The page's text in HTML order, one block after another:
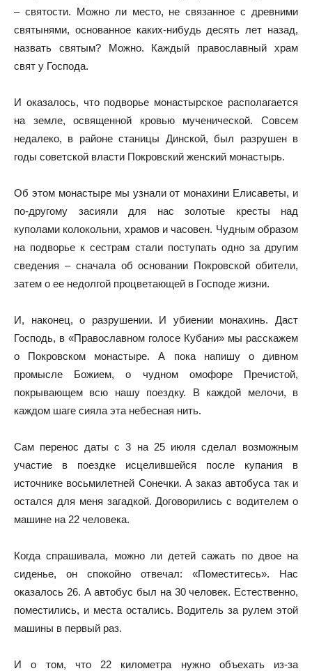
– святости. Можно ли место, не связанное с древними
святынями, основанное каких-нибудь десять лет назад,
назвать святым? Можно. Каждый православный храм
свят у Господа.
И оказалось, что подворье монастырское располагается
на земле, освященной кровью мученической. Совсем
недалеко, в районе станицы Динской, был разрушен в
годы советской власти Покровский женский монастырь.
Об этом монастыре мы узнали от монахини Елисаветы, и
по-другому засияли для нас золотые кресты над
куполами колокольни, храмов и часовен. Чудным образом
на подворье к сестрам стали поступать одно за другим
сведения – сначала об основании Покровской обители,
затем о ее недолгой процветающей в Господе жизни.
И, наконец, о разрушении. И убиении монахинь. Даст
Господь, в «Православном голосе Кубани» мы расскажем
о Покровском монастыре. А пока напишу о дивном
промысле Божием, о чудном омофоре Пречистой,
покрывающем всю нашу поездку. В каждой мелочи, в
каждом шаге сияла эта небесная нить.
Сам перенос даты с 3 на 25 июля сделал возможным
участие в поездке исцелившейся после купания в
источнике восьмилетней Сонечки. А заказ автобуса так и
остался для меня загадкой. Договорились с водителем о
машине на 22 человека.
Когда спрашивала, можно ли детей сажать по двое на
сиденье, он спокойно отвечал: «Поместитесь». Нас
оказалось 26. А автобус был на 30 человек. Естественно,
поместились, и места остались. Водитель за рулем этой
машины в первый раз.
И о том, что 22 километра нужно объехать из-за